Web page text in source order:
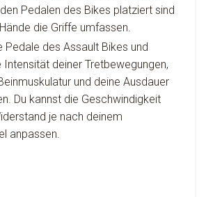
Pedalen des Bikes platziert sind
die Griffe umfassen.
Pedale des Assault Bikes und
Intensität deiner Tretbewegungen,
und deine Ausdauer
Du kannst die Geschwindigkeit
je nach deinem
anpassen.